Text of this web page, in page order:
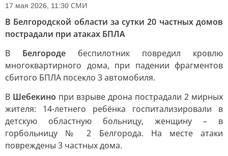
17 мая 2026, 11:30 СМИ
В Белгородской области за сутки 20 частных домов
пострадали при атаках БПЛА
В Белгороде беспилотник повредил кровлю
многоквартирного дома, при падении фрагментов
сбитого БПЛА посекло 3 автомобиля.
В Шебекино при взрыве дрона пострадали 2 мирных
жителя: 14-летнего ребёнка госпитализировали в
детскую областную больницу, женщину – в
горбольницу № 2 Белгорода. На месте атаки
повреждены 3 частных дома.